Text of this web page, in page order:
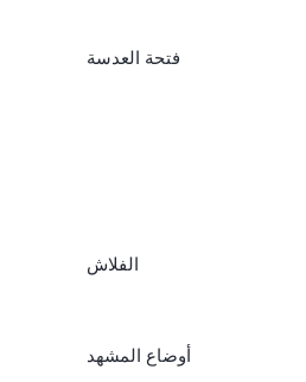
فتحة العدسة
الفلاش
أوضاع المشهد